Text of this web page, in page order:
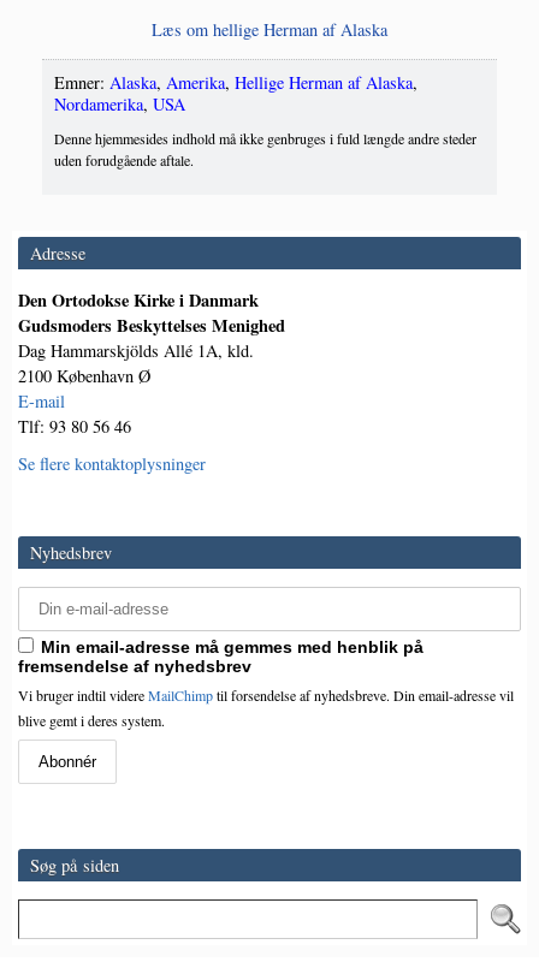
Læs om hel­li­ge Her­man af Alaska
Emner: Alaska, Amerika, Hellige Herman af Alaska,
Nordamerika, USA
Denne hjemmesides indhold må ikke genbruges i fuld længde andre steder
uden forudgående aftale.
Adresse
Den Ortodokse Kirke i Danmark
Gudsmoders Beskyttelses Menighed
Dag Hammarskjölds Allé 1A, kld.
2100 København Ø
E-mail
Tlf: 93 80 56 46
Se flere kontaktoplysninger
Nyhedsbrev
Min email-adresse må gemmes med henblik på
fremsendelse af nyhedsbrev
Vi bruger indtil videreMailChimptil forsendelse af nyhedsbreve. Din email-adresse vil
blive gemt i deres system.
Søg på siden